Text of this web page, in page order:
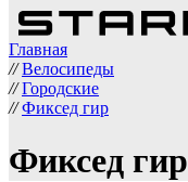
Главная
// Велосипеды
// Городские
// Фиксед гир
Фиксед гир